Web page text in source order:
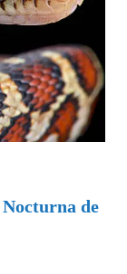
de